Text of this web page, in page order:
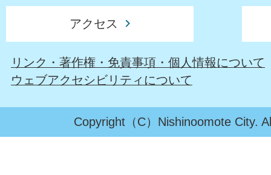
アクセス
リンク・著作権・免責事項・個人情報について
ウェブアクセシビリティについて
Copyright（C）Nishinoomote City.